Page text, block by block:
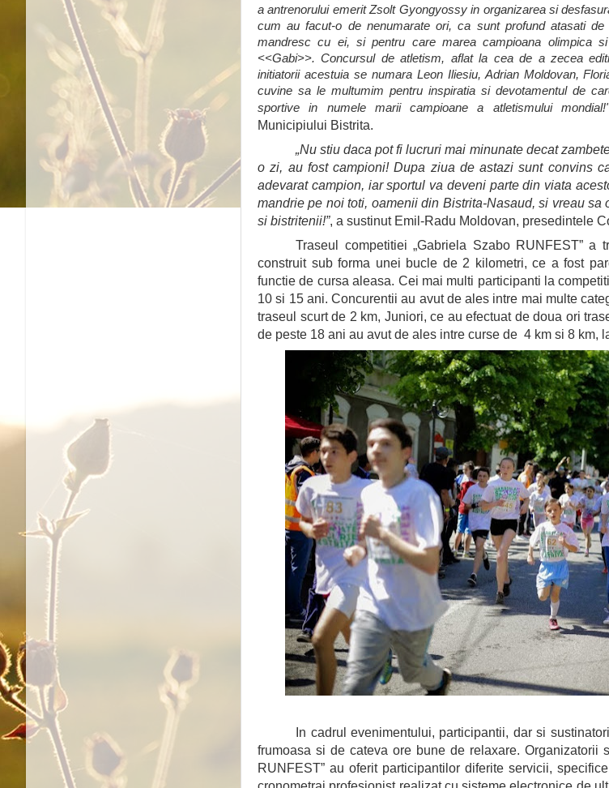
a antrenorului emerit Zsolt Gyongyossy in organizarea si
cum au facut-o de nenumarate ori, ca sunt profund atasati
mandresc cu ei, si pentru care marea campioana olimpica
<<Gabi>>. Concursul de atletism, aflat la cea de a zecea
initiatorii acestuia se numara Leon Iliesiu, Adrian Moldovan,
cuvine sa le multumim pentru inspiratia si devotamentul de
sportive in numele marii campioane a atletismului
Municipiului Bistrita.
„Nu stiu daca pot fi lucruri mai minunate decat
o zi, au fost campioni! Dupa ziua de astazi sunt convins
adevarat campion, iar sportul va deveni parte din viata
mandrie pe noi toti, oamenii din Bistrita-Nasaud, si vreau
si bistritenii!”, a sustinut Emil-Radu Moldovan, presedintele
Traseul competitiei „Gabriela Szabo RUNFEST” a
construit sub forma unei bucle de 2 kilometri, ce a fost
functie de cursa aleasa. Cei mai multi participanti la
10 si 15 ani. Concurentii au avut de ales intre mai multe
traseul scurt de 2 km, Juniori, ce au efectuat de doua ori
de peste 18 ani au avut de ales intre curse de 4 km si 8 km,
In cadrul evenimentului, participantii, dar si
frumoasa si de cateva ore bune de relaxare. Organizatorii
RUNFEST” au oferit participantilor diferite servicii,